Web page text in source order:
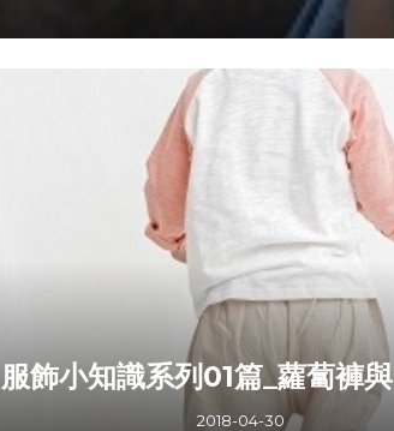
帽子的大小要與頭圍相適，一般根據頭圍周長放
利，也防止帽圈收縮
服飾小知識系列01篇_蘿蔔褲
2018-04-30